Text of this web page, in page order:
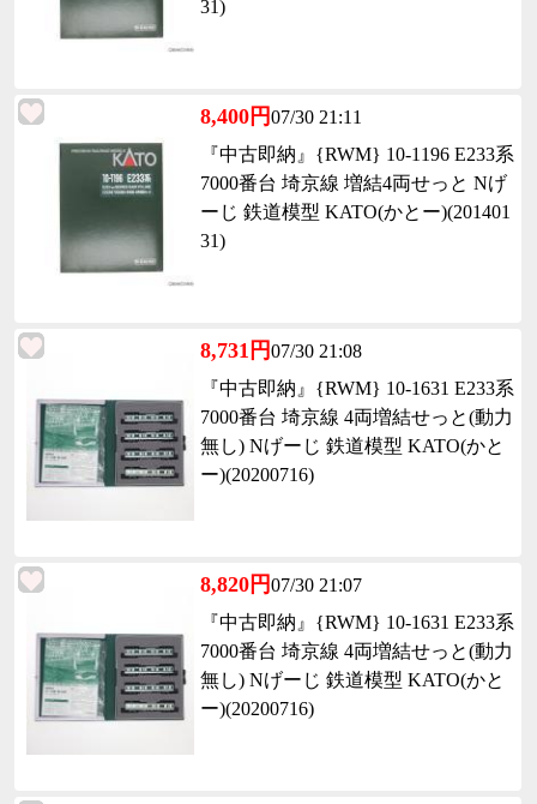
31)
8,400円07/30 21:11
『中古即納』{RWM} 10-1196 E233系
7000番台 埼京線 増結4両せっと Nげ
ーじ 鉄道模型 KATO(かとー)(201401
31)
8,731円07/30 21:08
『中古即納』{RWM} 10-1631 E233系
7000番台 埼京線 4両増結せっと(動力
無し) Nげーじ 鉄道模型 KATO(かと
ー)(20200716)
8,820円07/30 21:07
『中古即納』{RWM} 10-1631 E233系
7000番台 埼京線 4両増結せっと(動力
無し) Nげーじ 鉄道模型 KATO(かと
ー)(20200716)